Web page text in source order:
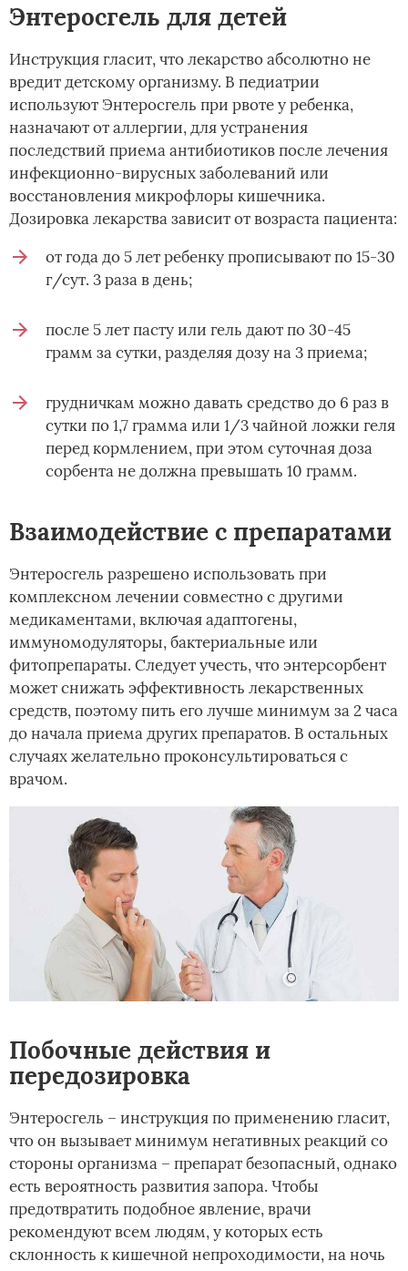
Энтеросгель для детей
Инструкция гласит, что лекарство абсолютно не
вредит детскому организму. В педиатрии
используют Энтеросгель при рвоте у ребенка,
назначают от аллергии, для устранения
последствий приема антибиотиков после лечения
инфекционно-вирусных заболеваний или
восстановления микрофлоры кишечника.
Дозировка лекарства зависит от возраста пациента:
от года до 5 лет ребенку прописывают по 15-30
г/сут. 3 раза в день;
после 5 лет пасту или гель дают по 30-45
грамм за сутки, разделяя дозу на 3 приема;
грудничкам можно давать средство до 6 раз в
сутки по 1,7 грамма или 1/3 чайной ложки геля
перед кормлением, при этом суточная доза
сорбента не должна превышать 10 грамм.
Взаимодействие с препаратами
Энтеросгель разрешено использовать при
комплексном лечении совместно с другими
медикаментами, включая адаптогены,
иммуномодуляторы, бактериальные или
фитопрепараты. Следует учесть, что энтерсорбент
может снижать эффективность лекарственных
средств, поэтому пить его лучше минимум за 2 часа
до начала приема других препаратов. В остальных
случаях желательно проконсультироваться с
врачом.
Побочные действия и
передозировка
Энтеросгель – инструкция по применению гласит,
что он вызывает минимум негативных реакций со
стороны организма – препарат безопасный, однако
есть вероятность развития запора. Чтобы
предотвратить подобное явление, врачи
рекомендуют всем людям, у которых есть
склонность к кишечной непроходимости, на ночь